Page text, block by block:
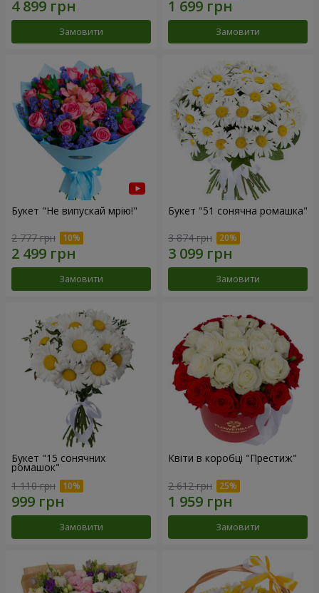
Замовити Замовити
Букет "Не випускай мрію!"
2 777 грн
Замовити
Букет "51 сонячна ромашка"
3 874 грн
Замовити
Букет "15 сонячних
ромашок"
1 110 грн
Замовити
Квіти в коробці "Престиж"
2 612 грн
Замовити